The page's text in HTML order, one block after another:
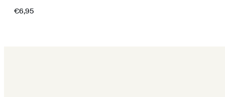
Regulärer
€6,95